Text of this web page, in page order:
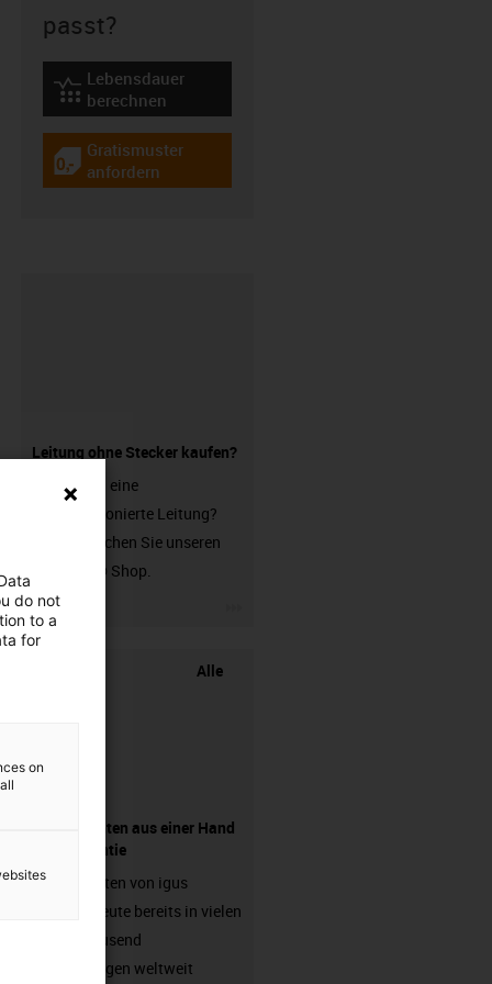
passt?
igus-icon-lebensdauerrechner
Lebensdauer
berechnen
igus-icon-gratismuster
Gratismuster
anfordern
Leitung ohne Stecker kaufen?
Sie suchen eine
unkonfektionierte Leitung?
Dann besuchen Sie unseren
chainflex® Shop.
Alle
Komponenten aus einer Hand
- mit Garantie
Energieketten von igus
arbeiten heute bereits in vielen
hunderttausend
Anwendungen weltweit
do not
to a
for
on